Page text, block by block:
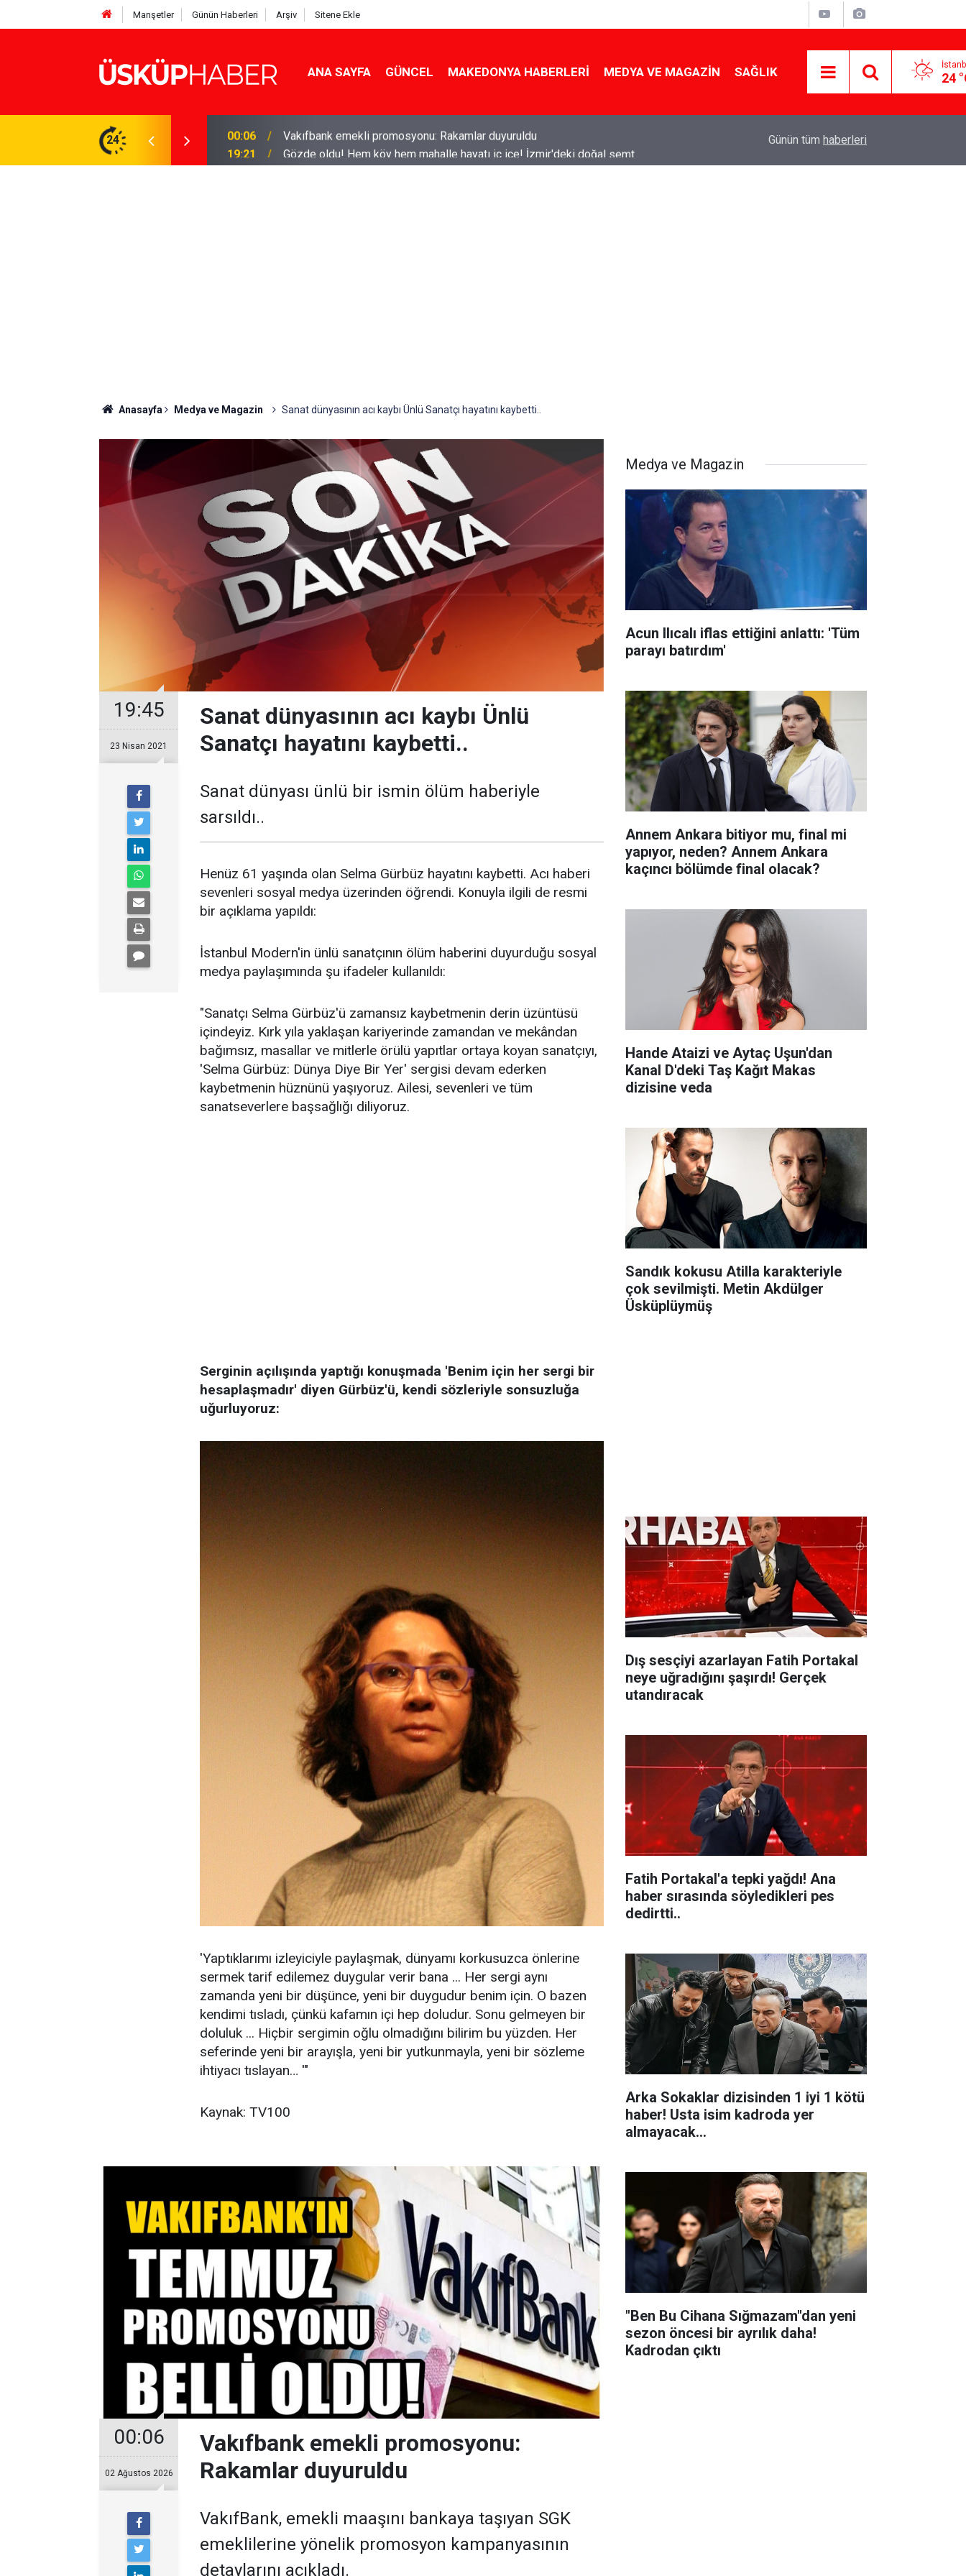
Manşetler Günün Haberleri Arşiv Sitene Ekle
ANA SAYFA GÜNCEL MAKEDONYA HABERLERI MEDYA VE MAGAZIN SAĞLIK 24
24 19:21 Gözde oldu! Hem köy hem mahalle hayatı iç içe! İzmir'deki doğal semt
yapmanın sırrı
Günün tüm haberleri
Anasayfa Medya ve Magazin Sanat dünyasının acı kaybı Ünlü Sanatçı hayatını kaybetti..
19:45
23 Nisan 2021
Sanat dünyasının acı kaybı Ünlü
Sanatçı hayatını kaybetti..
Sanat dünyası ünlü bir ismin ölüm haberiyle
sarsıldı..
Henüz 61 yaşında olan Selma Gürbüz hayatını kaybetti. Acı haberi
sevenleri sosyal medya üzerinden öğrendi. Konuyla ilgili de resmi
bir açıklama yapıldı:
İstanbul Modern'in ünlü sanatçının ölüm haberini duyurduğu sosyal
medya paylaşımında şu ifadeler kullanıldı:
"Sanatçı Selma Gürbüz'ü zamansız kaybetmenin derin üzüntüsü
içindeyiz. Kırk yıla yaklaşan kariyerinde zamandan ve mekândan
bağımsız, masallar ve mitlerle örülü yapıtlar ortaya koyan sanatçıyı,
'Selma Gürbüz: Dünya Diye Bir Yer' sergisi devam ederken
kaybetmenin hüznünü yaşıyoruz. Ailesi, sevenleri ve tüm
sanatseverlere başsağlığı diliyoruz.
Serginin açılışında yaptığı konuşmada 'Benim için her sergi bir
hesaplaşmadır' diyen Gürbüz'ü, kendi sözleriyle sonsuzluğa
uğurluyoruz:
'Yaptıklarımı izleyiciyle paylaşmak, dünyamı korkusuzca önlerine
sermek tarif edilemez duygular verir bana ... Her sergi aynı
zamanda yeni bir düşünce, yeni bir duygudur benim için. O bazen
kendimi tısladı, çünkü kafamın içi hep doludur. Sonu gelmeyen bir
doluluk ... Hiçbir sergimin oğlu olmadığını bilirim bu yüzden. Her
seferinde yeni bir arayışla, yeni bir yutkunmayla, yeni bir sözleme
ihtiyacı tıslayan… '"
Kaynak: TV100
00:06
02 Ağustos 2026
Vakıfbank emekli promosyonu:
Rakamlar duyuruldu
VakıfBank, emekli maaşını bankaya taşıyan SGK
emeklilerine yönelik promosyon kampanyasının
detaylarını açıkladı.
Medya ve Magazin
Acun Ilıcalı iflas ettiğini anlattı: 'Tüm
parayı batırdım'
Annem Ankara bitiyor mu, final mi
yapıyor, neden? Annem Ankara
kaçıncı bölümde final olacak?
Hande Ataizi ve Aytaç Uşun'dan
Kanal D'deki Taş Kağıt Makas
dizisine veda
Sandık kokusu Atilla karakteriyle
çok sevilmişti. Metin Akdülger
Üsküplüymüş
Dış sesçiyi azarlayan Fatih Portakal
neye uğradığını şaşırdı! Gerçek
utandıracak
Fatih Portakal'a tepki yağdı! Ana
haber sırasında söyledikleri pes
dedirtti..
Arka Sokaklar dizisinden 1 iyi 1 kötü
haber! Usta isim kadroda yer
almayacak...
"Ben Bu Cihana Sığmazam"dan yeni
sezon öncesi bir ayrılık daha!
Kadrodan çıktı